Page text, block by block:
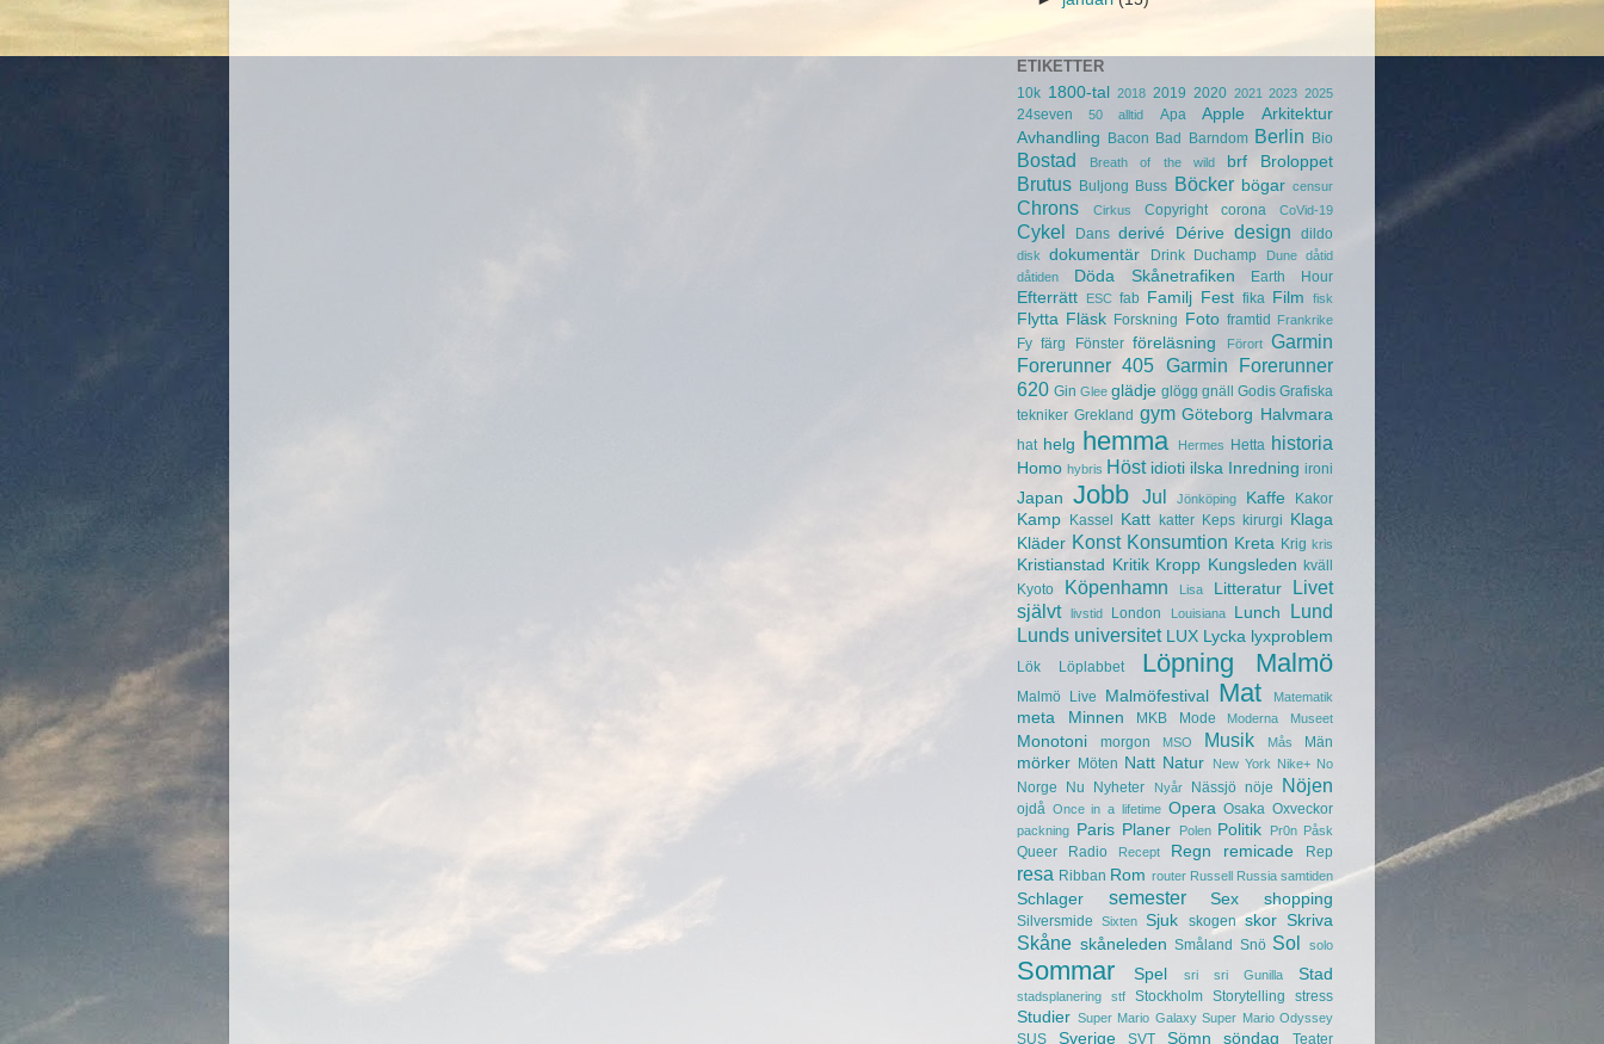
ETIKETTER
10k 1800-tal 2018 2019 2020 2021 2023 2025
24seven 50 alltid Apa Apple
Arkitektur
Avhandling
Bacon Bad Barndom Berlin Bio
Bostad Breath of the wild brf Broloppet
Brutus Buljong Buss Böcker bögar censur
Chrons Cirkus Copyright corona CoVid-19
Cykel Dans derivé Dérive design dildo
disk dokumentär Drink Duchamp Dune
dåtid
dåtiden
Döda Skånetrafiken Earth Hour
Efterrätt ESC fab Familj Fest fika Film fisk
Flytta Fläsk Forskning Foto framtid Frankrike
Fy färg Fönster föreläsning Förort
Garmin
Forerunner 405 Garmin Forerunner
620 Gin Glee glädje glögg gnäll Godis Grafiska
tekniker Grekland gym Göteborg Halvmara
hat helg hemma Hermes Hetta historia
Homo hybris Höst idioti ilska Inredning ironi
Japan Jobb Jul Jönköping Kaffe Kakor
Kamp Kassel Katt katter Keps kirurgi
Klaga
Kläder Konst Konsumtion Kreta Krig kris
Kristianstad Kritik Kropp Kungsleden kväll
Kyoto
Köpenhamn Lisa Litteratur
Livet
självt
livstid London Louisiana Lunch
Lund
Lunds universitet LUX Lycka lyxproblem
Lök Löplabbet Löpning Malmö
Malmö Live Malmöfestival Mat Matematik
meta Minnen MKB Mode Moderna Museet
Monotoni morgon MSO Musik Mås Män
mörker Möten Natt Natur New York Nike+ No
Norge Nu Nyheter Nyår Nässjö nöje Nöjen
ojdå Once in a lifetime Opera Osaka Oxveckor
packning Paris Planer Polen Politik Pr0n Påsk
Queer Radio Recept Regn remicade Rep
resa Ribban Rom router Russell Russia samtiden
Schlager semester Sex shopping
Silversmide Sixten Sjuk skogen skor Skriva
Skåne skåneleden Småland Snö Sol solo
Sommar Spel sri sri Gunilla Stad
stadsplanering stf Stockholm Storytelling stress
Studier Super Mario Galaxy Super Mario Odyssey
SUS Sverige SVT Sömn söndag Teater